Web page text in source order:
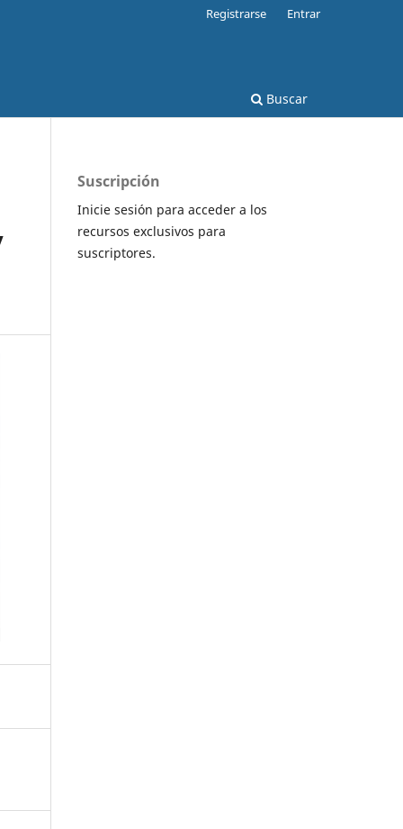
Buscar
Registrarse Entrar
Suscripción
Inicie sesión para acceder a los
recursos exclusivos para
suscriptores.